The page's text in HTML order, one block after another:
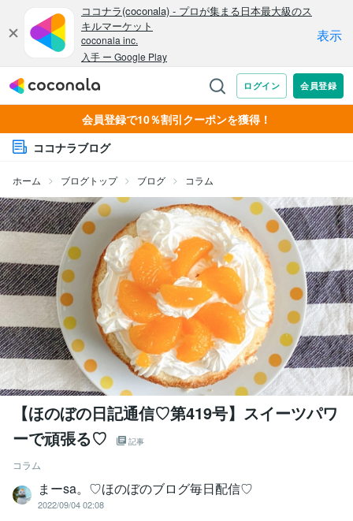
会員登録で10％割引クーポンを獲得！
ココナラブログ
ホーム ブログトップ ブログ コラム
【ほのぼの日記通信♡第419号】スイーツパワ
ーで頑張る♡
記事
コラム
まーsa。♡ほのぼのブログ毎日配信♡
2022/09/04 02:08